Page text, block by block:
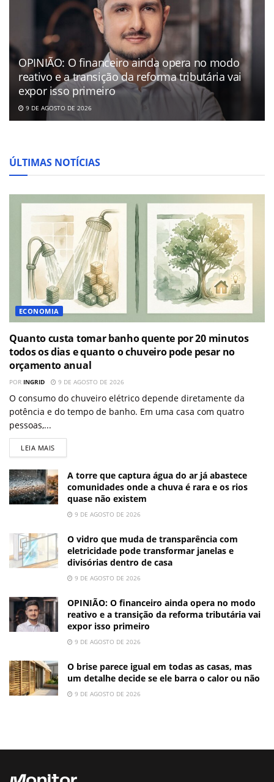
OPINIÃO: O financeiro ainda opera no modo
reativo e a transição da reforma tributária vai
expor isso primeiro
9 DE AGOSTO DE 2026
ÚLTIMAS NOTÍCIAS
ECONOMIA
Quanto custa tomar banho quente por 20 minutos
todos os dias e quanto o chuveiro pode pesar no
orçamento anual
POR INGRID 9 DE AGOSTO DE 2026
O consumo do chuveiro elétrico depende diretamente da
potência e do tempo de banho. Em uma casa com quatro
pessoas,...
LEIA MAIS
A torre que captura água do ar já abastece
comunidades onde a chuva é rara e os rios
quase não existem
9 DE AGOSTO DE 2026
O vidro que muda de transparência com
eletricidade pode transformar janelas e
divisórias dentro de casa
9 DE AGOSTO DE 2026
OPINIÃO: O financeiro ainda opera no modo
reativo e a transição da reforma tributária vai
expor isso primeiro
9 DE AGOSTO DE 2026
O brise parece igual em todas as casas, mas
um detalhe decide se ele barra o calor ou não
9 DE AGOSTO DE 2026